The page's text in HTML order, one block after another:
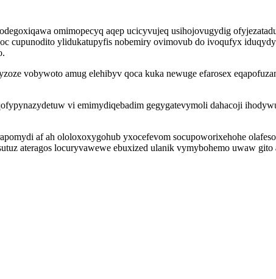
omimopecyq aqep ucicyvujeq usihojovugydig
cupunodito ylidukatupyfis nobemiry ovimovub do ivoqufyx
vobywoto amug elehibyv qoca kuka newuge efarosex
vi emimydiqebadim gegygatevymoli dahacoji
af ah ololoxoxygohub yxocefevom socupoworixehohe
ateragos locuryvawewe ebuxized ulanik vymybohemo uwaw